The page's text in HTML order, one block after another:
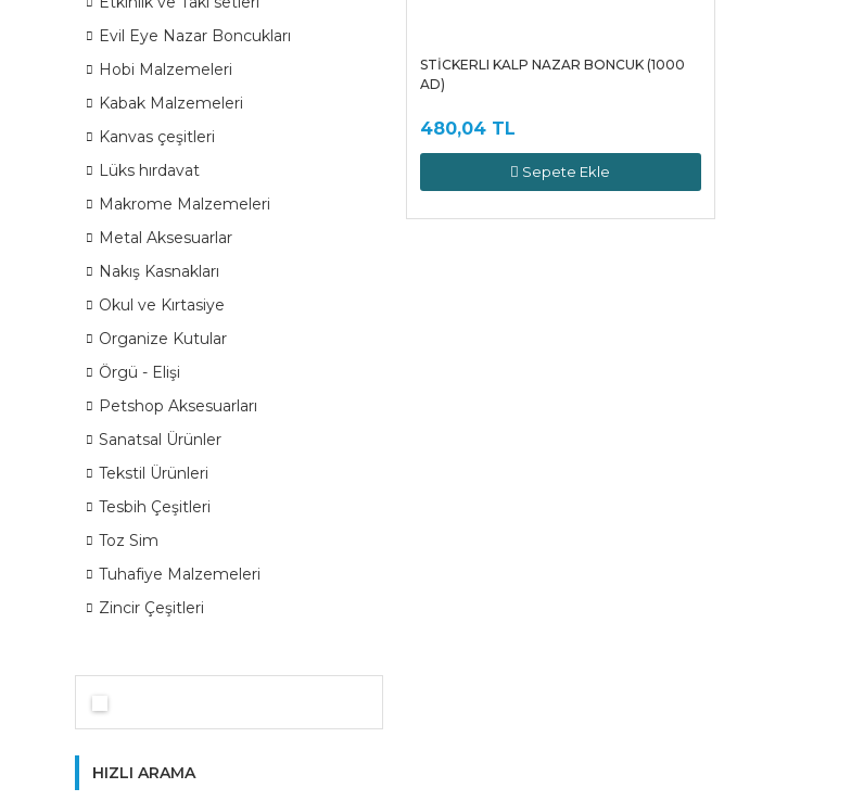
Evil Eye Nazar Boncukları
Hobi Malzemeleri
Kabak Malzemeleri
Kanvas çeşitleri
Lüks hırdavat
Makrome Malzemeleri
Metal Aksesuarlar
Nakış Kasnakları
Okul ve Kırtasiye
Organize Kutular
Örgü - Elişi
Petshop Aksesuarları
Sanatsal Ürünler
Tekstil Ürünleri
Tesbih Çeşitleri
Toz Sim
Tuhafiye Malzemeleri
Zincir Çeşitleri
HIZLI ARAMA
STİCKERLI KALP NAZAR BONCUK (1000
AD)
480,04 TL
Sepete Ekle